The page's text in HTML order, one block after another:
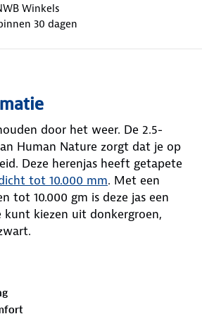
Winkels
30 dagen
door het weer. De 2.5-
Human Nature zorgt dat je op
Deze herenjas heeft getapete
tot 10.000 mm. Met een
tot 10.000 gm is deze jas een
kunt kiezen uit donkergroen,
een regenbui? Zet dan snel
af dankzij de handige
eigenschappen van de jas